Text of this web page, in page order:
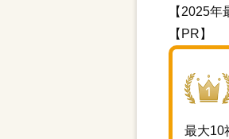
【2025年
【PR】
最大10